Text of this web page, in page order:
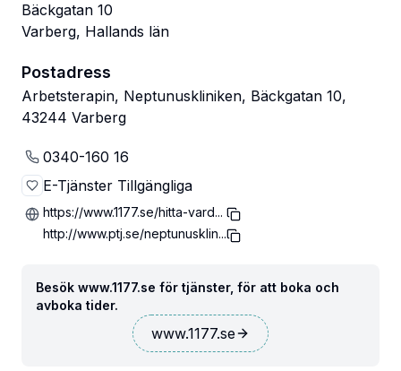
Bäckgatan 10
Varberg, Hallands län
Postadress
Arbetsterapin, Neptunuskliniken, Bäckgatan 10,
43244 Varberg
0340-160 16
E-Tjänster Tillgängliga
https://www.1177.se/hitta-vard...
http://www.ptj.se/neptunusklin...
Besök www.1177.se för tjänster, för att boka och
avboka tider.
www.1177.se